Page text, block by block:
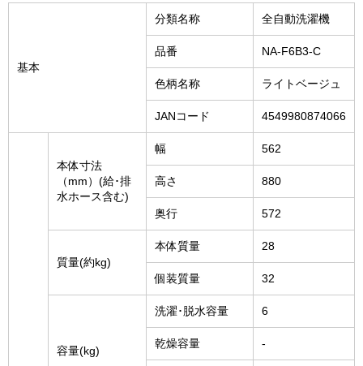
基本
分類名称 全自動洗濯機
品番 NA-F6B3-C
色柄名称 ライトベージュ
JANコード 4549980874066
本体寸法
（mm）(給･排
水ホース含む)
幅 562
高さ 880
奥行 572
質量(約kg)
本体質量 28
個装質量 32
容量(kg)
洗濯･脱水容量 6
乾燥容量 -